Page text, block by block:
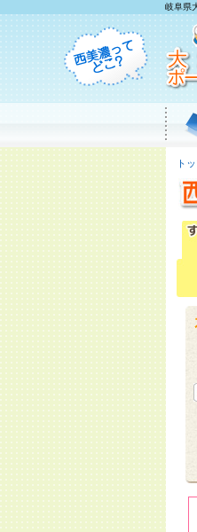
岐阜県
ト